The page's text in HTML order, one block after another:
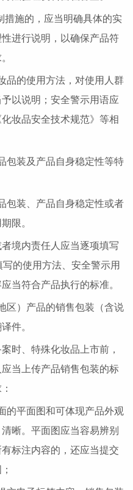
措施的，应当明确具体的实
进行说明，以确保产品符
品的使用方法，对使用人群
以说明；安全警示用语应
妆品安全技术规范》等相
包装及产品自身稳定性等特
包装、产品自身稳定性或者
限。
境内责任人应当逐项填写
写的使用方法、安全警示用
当符合产品执行的标准。
区）产品的销售包装（含说
件。
时、特殊化妆品上市前，
当上传产品销售包装的标
的平面图和可体现产品外观
晰。平面图应当容易辨别
标注内容的，还应当提交